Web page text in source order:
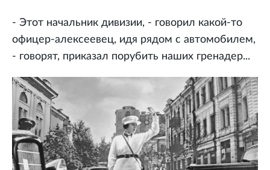
- Этот начальник дивизии, - говорил какой-то
офицер-алексеевец, идя рядом с автомобилем,
- говорят, приказал порубить наших гренадер...